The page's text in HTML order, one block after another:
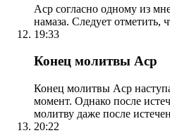
Аср согласно одному из
намаза. Следует
19:33
Конец молитвы Аср
Конец молитвы Аср
момент. Однако после
молитву даже после
20:22